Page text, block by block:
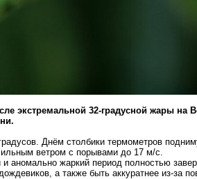
экстремальной 32-градусной жары на
Днём столбики термометров
ветром с порывами до 17 м/с.
и аномально жаркий период полностью
а также быть аккуратнее из-за